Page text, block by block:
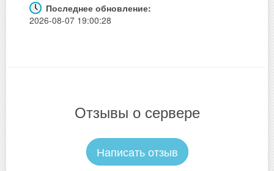
Последнее обновление:
2026-08-07 19:00:28
Отзывы о сервере
Написать отзыв